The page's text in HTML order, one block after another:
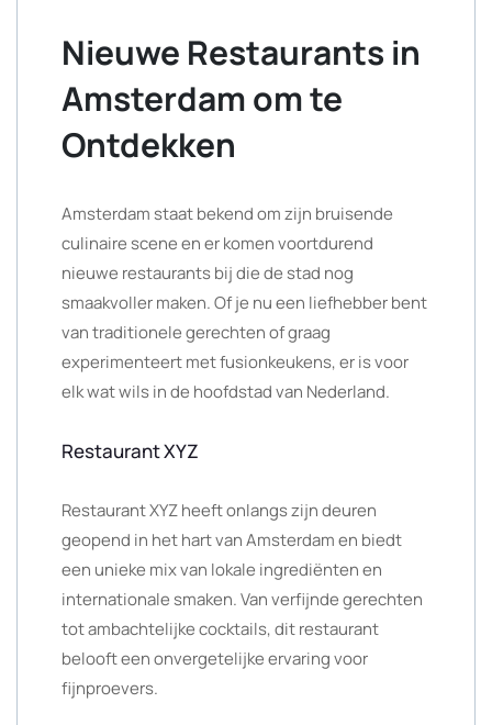
Nieuwe Restaurants in
Amsterdam om te
Ontdekken
Amsterdam staat bekend om zijn bruisende
culinaire scene en er komen voortdurend
nieuwe restaurants bij die de stad nog
smaakvoller maken. Of je nu een liefhebber bent
van traditionele gerechten of graag
experimenteert met fusionkeukens, er is voor
elk wat wils in de hoofdstad van Nederland.
Restaurant XYZ
Restaurant XYZ heeft onlangs zijn deuren
geopend in het hart van Amsterdam en biedt
een unieke mix van lokale ingrediënten en
internationale smaken. Van verfijnde gerechten
tot ambachtelijke cocktails, dit restaurant
belooft een onvergetelijke ervaring voor
fijnproevers.